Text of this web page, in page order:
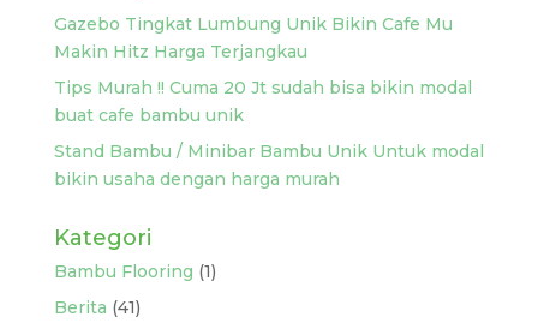
Gazebo Tingkat Lumbung Unik Bikin Cafe Mu
Makin Hitz Harga Terjangkau
Tips Murah !! Cuma 20 Jt sudah bisa bikin modal
buat cafe bambu unik
Stand Bambu / Minibar Bambu Unik Untuk modal
bikin usaha dengan harga murah
Kategori
Bambu Flooring (1)
Berita (41)